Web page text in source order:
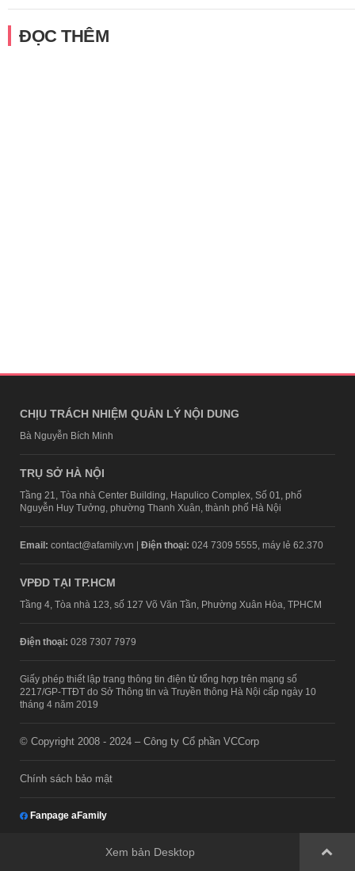
ĐỌC THÊM
CHỊU TRÁCH NHIỆM QUẢN LÝ NỘI DUNG
Bà Nguyễn Bích Minh
TRỤ SỞ HÀ NỘI
Tầng 21, Tòa nhà Center Building, Hapulico Complex, Số 01, phố
Nguyễn Huy Tưởng, phường Thanh Xuân, thành phố Hà Nội
Email: contact@afamily.vn | Điện thoại: 024 7309 5555, máy lẻ 62.370
VPĐD TẠI TP.HCM
Tầng 4, Tòa nhà 123, số 127 Võ Văn Tần, Phường Xuân Hòa, TPHCM
Điện thoại: 028 7307 7979
Giấy phép thiết lập trang thông tin điện tử tổng hợp trên mạng số
2217/GP-TTĐT do Sở Thông tin và Truyền thông Hà Nội cấp ngày 10
tháng 4 năm 2019
© Copyright 2008 - 2024 – Công ty Cổ phần VCCorp
Chính sách bảo mật
Fanpage aFamily
Xem bản Desktop